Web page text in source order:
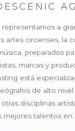
a
artes circenses, la
preparados
marcas y
está
de alto
disciplinas
mejores talentos en